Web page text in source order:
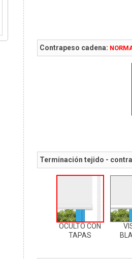
Contrapeso cadena:
Terminación tejido -
OCULTO CON
TAPAS